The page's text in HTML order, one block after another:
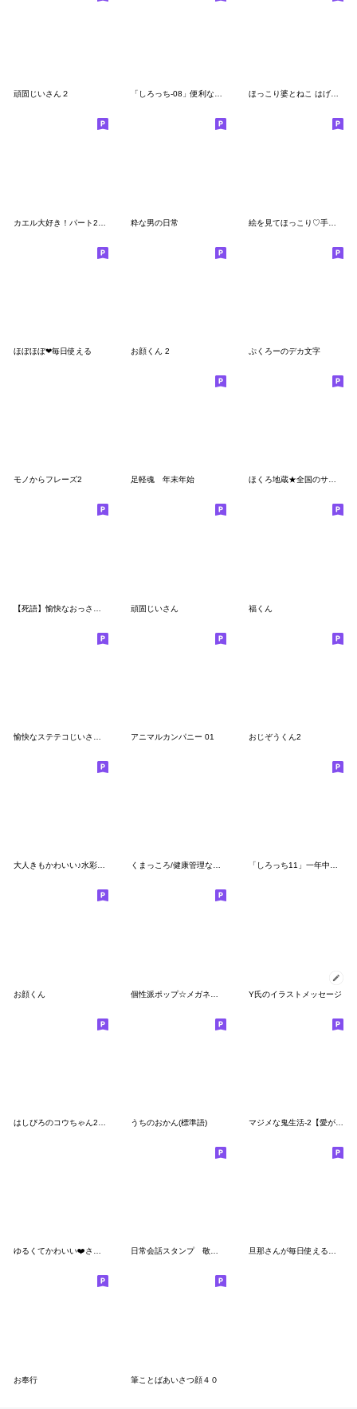
頑固じいさん２ 「しろっち-08」便利な敬語 ほっこり婆とねこ はげまし編
粋な男の日常 絵を見てほっこり♡手描きスタンプ
ほぼほぼ❤毎日使える お顔くん 2 ぷくろーのデカ文字
モノからフレーズ2 足軽魂 年末年始 ほくろ地蔵★全国のサラリーマンに捧ぐ
頑固じいさん 福くん
アニマルカンパニー 01 おじぞうくん2
大人きもかわいい♪水彩いろ丸くん3 くまっころ/健康管理などシニアにもお勧め 「しろっち11」一年中使えるスタンプ
お顔くん Y氏のイラストメッセージ
うちのおかん(標準語) マジメな鬼生活-2【愛がいっぱい】
ゆるくてかわいい❤️さわやかクリスタル 日常会話スタンプ 敬語 かえるン太 旦那さんが毎日使えることば。
お奉行 筆ことばあいさつ顔４０